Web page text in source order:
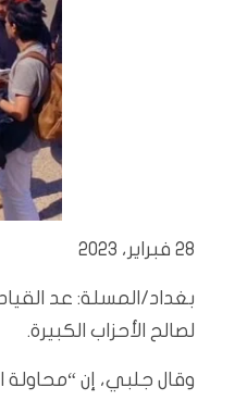
28 فبراير، 2023
بغداد/المسلة: عد
لصالح الأحزاب الكبيرة.
وقال جلبي، إن